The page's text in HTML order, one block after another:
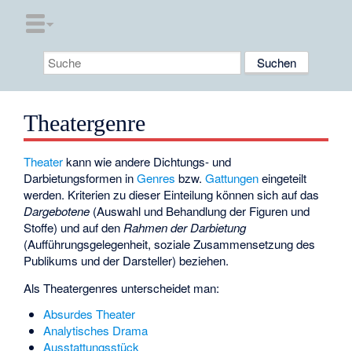
Theatergenre
Theaterkann wie andere Dichtungs- und
Darbietungsformen inGenres bzw.Gattungeneingeteilt
werden. Kriterien zu dieser Einteilung können sich auf das
Dargebotene (Auswahl und Behandlung der Figuren und
Stoffe) und auf denRahmen der Darbietung
(Aufführungsgelegenheit, soziale Zusammensetzung des
Publikums und der Darsteller) beziehen.
Als Theatergenres unterscheidet man:
Absurdes Theater
Analytisches Drama
Ausstattungsstück